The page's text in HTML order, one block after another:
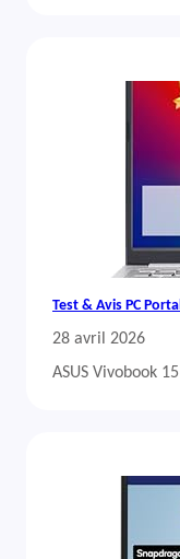
Test & Avis PC
28 avril 2026
ASUS Vivobook